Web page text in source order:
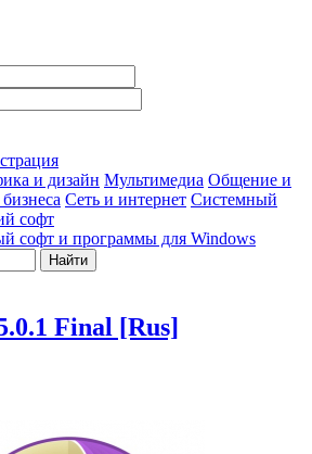
и дизайн Мультимедиа Общение и
Сеть и интернет Системный
софт
софт и программы для Windows
Найти
Final [Rus]